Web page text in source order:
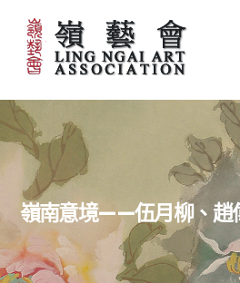
嶺南意境——伍月柳、趙